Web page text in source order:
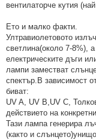
вентилаторче кутия
Ето и малко факти.
Ултравиолетовото
светлина(около 7-8%),
електрическите дъги
лампи заместват
спектър.В зависимост
биват:
UV A, UV B,UV C,
действието на
Тази лампа генерира
(както и